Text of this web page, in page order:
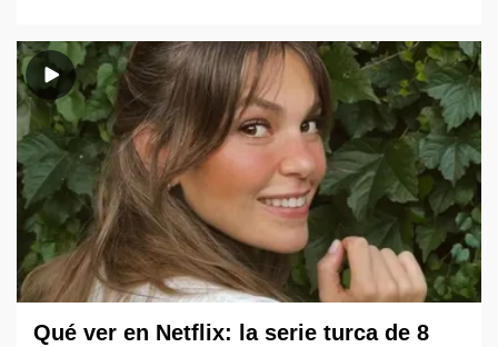
Qué ver en Netflix: la serie turca de 8